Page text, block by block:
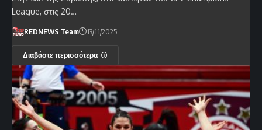
League, στις 20…
REDNEWS Team 13/11/2025
Διαβάστε περισσότερα